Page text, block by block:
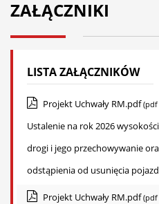
ZAŁĄCZNIKI
LISTA ZAŁĄCZNIKÓW
Projekt Uchwały RM.pdf(pdf
Ustalenie na rok 2026
drogi i jego przechowywanie
odstąpienia od usunięcia
Projekt Uchwały RM.pdf(pdf